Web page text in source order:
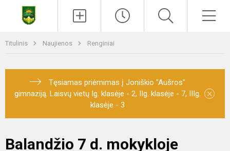
Titulinis Naujienos Renginiai
Tęsiamas priėmimas į Joniškio "Aušros"
gimnaziją. Laisvų vietų Ig. klasėje - 2, IIg. klasėje - 7, IIIg.
klasėje - 3
×
Balandžio 7 d. mokykloje